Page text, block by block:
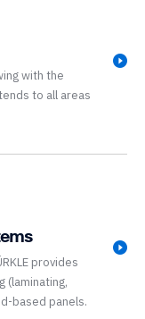
with the
to all areas
provides
(laminating,
based panels.